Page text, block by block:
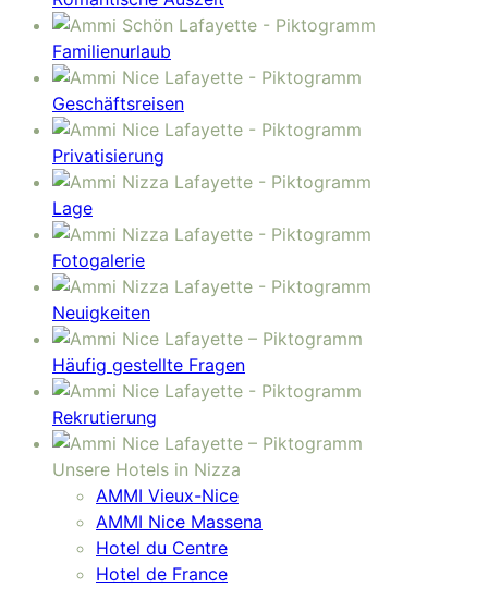
Familienurlaub
Geschäftsreisen
Privatisierung
Lage
Fotogalerie
Neuigkeiten
Häufig gestellte Fragen
Rekrutierung
Unsere Hotels in Nizza
AMMI Vieux-Nice
AMMI Nice Massena
Hotel du Centre
Hotel de France